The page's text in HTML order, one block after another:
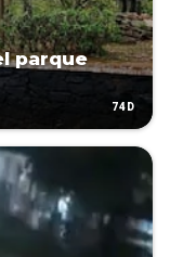
parque
74D